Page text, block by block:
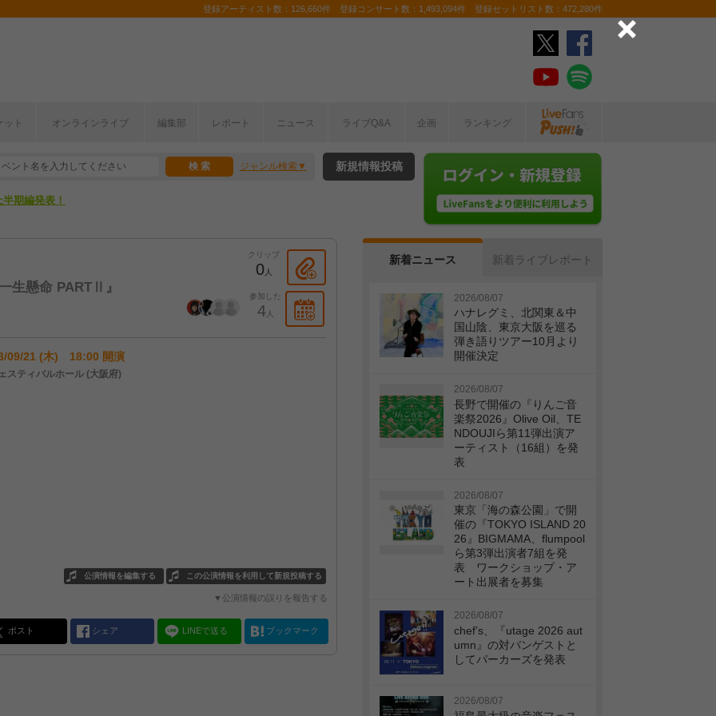
登録アーティスト数：126,660件 登録コンサート数：1,493,094件 登録セットリスト数：472,280件
ット オンラインライブ 編集部 レポート ニュース ライブQ&A 企画 ランキング
ジャンル検索
こから！
期編発表！
新規情報投稿
生懸命 PARTⅡ』
クリップ
0人
参加した
4人
09/21 (木) 18:00 開演
スティバルホール (大阪府)
この公演情報を利用して新規投稿する
公演情報を編集する
▼公演情報の誤りを報告する
ポスト シェア LINEで送る ブックマーク
新着ニュース 新着ライブレポート
2026/08/07
ハナレグミ、北関東＆中
国山陰、東京大阪を巡る
弾き語りツアー10月より
開催決定
2026/08/07
長野で開催の『りんご音
楽祭2026』Olive Oil、TE
NDOUJIら第11弾出演ア
ーティスト（16組）を発
表
2026/08/07
東京「海の森公園」で開
催の『TOKYO ISLAND 20
26』BIGMAMA、flumpool
ら第3弾出演者7組を発
表 ワークショップ・ア
ート出展者を募集
2026/08/07
chef’s、『utage 2026 aut
umn』の対バンゲストと
してパーカーズを発表
2026/08/07